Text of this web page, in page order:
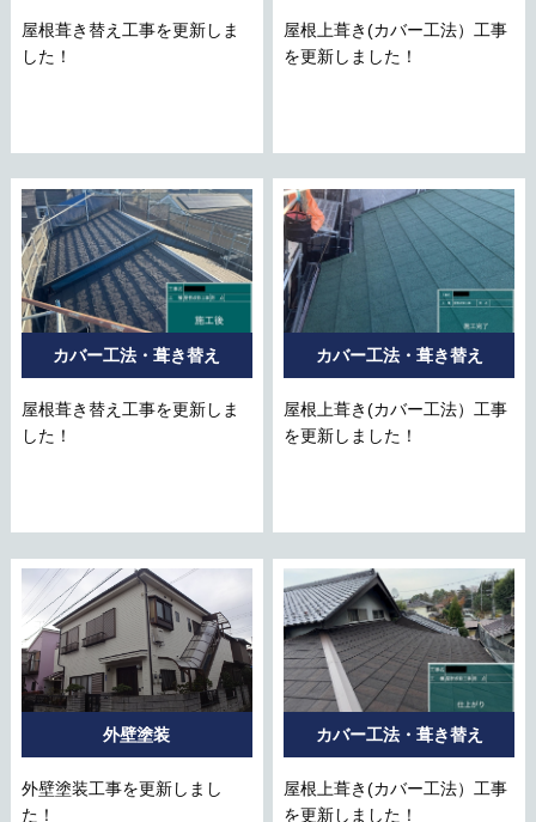
屋根葺き替え工事を更新しま
した！
屋根上葺き(カバー工法）工事
を更新しました！
カバー工法・葺き替え
屋根葺き替え工事を更新しま
した！
カバー工法・葺き替え
屋根上葺き(カバー工法）工事
を更新しました！
外壁塗装
外壁塗装工事を更新しまし
た！
カバー工法・葺き替え
屋根上葺き(カバー工法）工事
を更新しました！